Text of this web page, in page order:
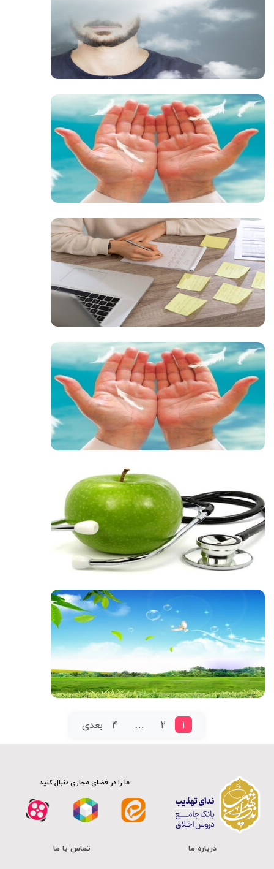
صوت
صوت
صوت
صوت
صوت
صوت
1
2
…
4 بعدی
ما را در فضای مجازی دنبال کنید
درباره ما تماس با ما